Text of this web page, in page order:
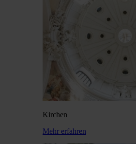
Kirchen
Mehr erfahren